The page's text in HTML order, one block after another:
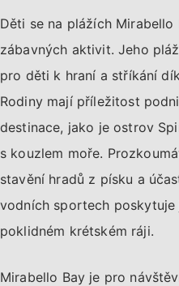
Děti se na plážích Mirabello
zábavných aktivit. Jeho
pro děti k hraní a stříkání
Rodiny mají příležitost
destinace, jako je ostrov
s kouzlem moře.
stavění hradů z písku a
vodních sportech
poklidném krétském ráji.
Mirabello Bay je pro